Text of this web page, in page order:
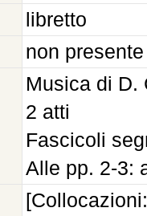
libretto
non presente
Musica di D.
2 atti
Fascicoli
Alle pp. 2-3: